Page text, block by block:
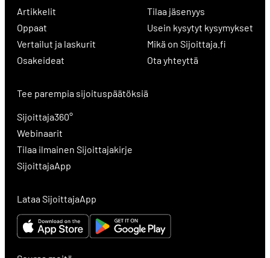
Artikkelit
Oppaat
Vertailut ja laskurit
Osakeideat
Tilaa jäsenyys
Usein kysytyt kysymykset
Mikä on Sijoittaja.fi
Ota yhteyttä
Tee parempia sijoituspäätöksiä
Sijoittaja360°
Webinaarit
Tilaa ilmainen Sijoittajakirje
SijoittajaApp
Lataa SijoittajaApp